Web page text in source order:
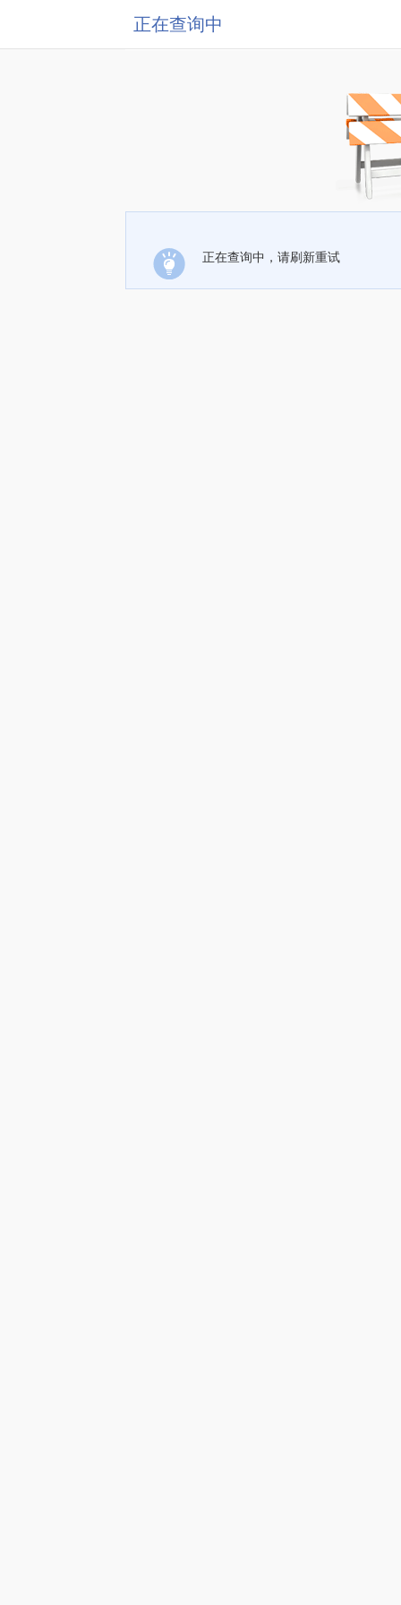
正在查询中
正在查询中，请刷新重试